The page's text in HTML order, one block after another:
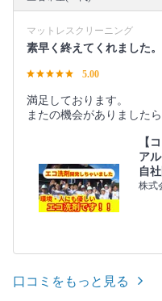
マットレスクリーニング
素早く終えてくれました。
5.00
満足しております。
またの機会がありました
【
ア
自
株式
口コミをもっと見る